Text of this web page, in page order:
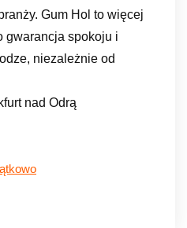
Gum Hol to więcej
gwarancja spokoju i
niezależnie od
nad Odrą